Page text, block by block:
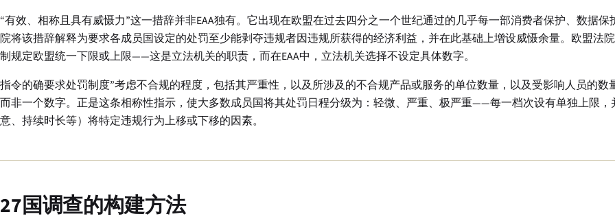
“有效、相称且具有威慑力”这一措辞并非EAA独有。它出现在欧盟在过去四分之一个世纪通过的几乎每一部消费者保护、数据
院将该措辞解释为要求各成员国设定的处罚至少能剥夺违规者因违规所获得的经济利益，并在此基础上增设威慑余量。欧盟法
制规定欧盟统一下限或上限——这是立法机关的职责，而在EAA中，立法机关选择不设定具体数字。
指令的确要求处罚制度”考虑不合规的程度，包括其严重性，以及所涉及的不合规产品或服务的单位数量，以及受影响人员的数
而非一个数字。正是这条相称性指示，使大多数成员国将其处罚日程分级为：轻微、严重、极严重——每一档次设有单独上限
意、持续时长等）将特定违规行为上移或下移的因素。
27国调查的构建方法